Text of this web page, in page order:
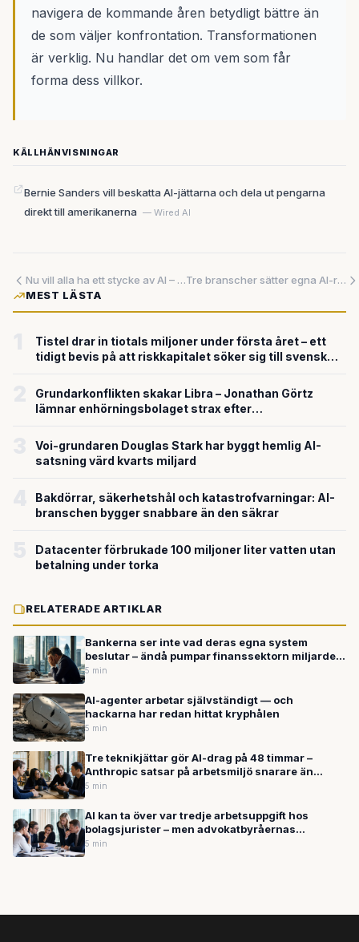
navigera de kommande åren betydligt bättre än
de som väljer konfrontation. Transformationen
är verklig. Nu handlar det om vem som får
forma dess villkor.
KÄLLHÄNVISNINGAR
Bernie Sanders vill beskatta AI-jättarna och dela ut pengarna
direkt till amerikanerna — Wired AI
Nu vill alla ha ett stycke av AI – Google ger bort det gratis medan Californien säkrat kraftig rabatt
Tre branscher sätter egna AI-regler — innan lagstiftarna hinner ikapp
MEST LÄSTA
Tistel drar in tiotals miljoner under första året – ett
tidigt bevis på att riskkapitalet söker sig till svensk
Grundarkonflikten skakar Libra – Jonathan Görtz
lämnar enhörningsbolaget strax efter
Voi-grundaren Douglas Stark har byggt hemlig AI-
satsning värd kvarts miljard
Bakdörrar, säkerhetshål och katastrofvarningar: AI-
branschen bygger snabbare än den säkrar
Datacenter förbrukade 100 miljoner liter vatten utan
betalning under torka
RELATERADE ARTIKLAR
Bankerna ser inte vad deras egna system
beslutar – ändå pumpar finanssektorn miljarder
in i AI
5 min
AI-agenter arbetar självständigt — och
hackarna har redan hittat kryphålen
5 min
Tre teknikjättar gör AI-drag på 48 timmar –
Anthropic satsar på arbetsmiljö snarare än
råstyrka
5 min
AI kan ta över var tredje arbetsuppgift hos
bolagsjurister – men advokatbyråernas
timmodell bromsar utvecklingen
5 min